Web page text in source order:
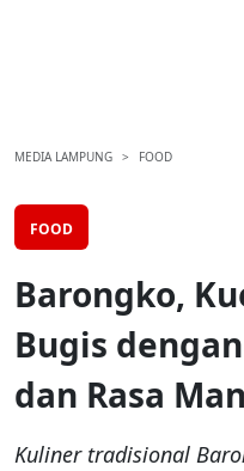
MEDIA LAMPUNG FOOD
FOOD
Barongko,
Bugis
dan Rasa
Kuliner tradisional